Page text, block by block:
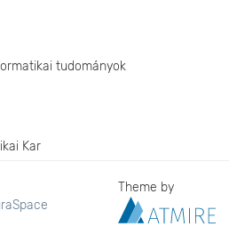
tudományok
Kar
Theme by